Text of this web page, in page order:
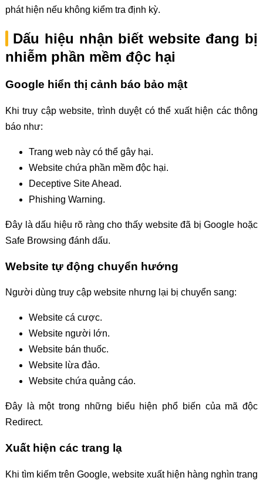
phát hiện nếu không kiểm tra định kỳ.
Dấu hiệu nhận biết website đang bị
nhiễm phần mềm độc hại
Google hiển thị cảnh báo bảo mật
Khi truy cập website, trình duyệt có thể xuất hiện các thông
báo như:
Trang web này có thể gây hại.
Website chứa phần mềm độc hại.
Deceptive Site Ahead.
Phishing Warning.
Đây là dấu hiệu rõ ràng cho thấy website đã bị Google hoặc
Safe Browsing đánh dấu.
Website tự động chuyển hướng
Người dùng truy cập website nhưng lại bị chuyển sang:
Website cá cược.
Website người lớn.
Website bán thuốc.
Website lừa đảo.
Website chứa quảng cáo.
Đây là một trong những biểu hiện phổ biến của mã độc
Redirect.
Xuất hiện các trang lạ
Khi tìm kiếm trên Google, website xuất hiện hàng nghìn trang